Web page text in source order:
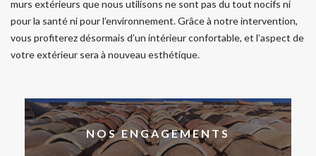
murs extérieurs que nous utilisons ne sont pas du tout nocifs ni
pour la santé ni pour l’environnement. Grâce à notre intervention,
vous profiterez désormais d’un intérieur confortable, et l’aspect de
votre extérieur sera à nouveau esthétique.
NOS ENGAGEMENTS